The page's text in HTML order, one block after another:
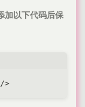
加以下代码后保
/>